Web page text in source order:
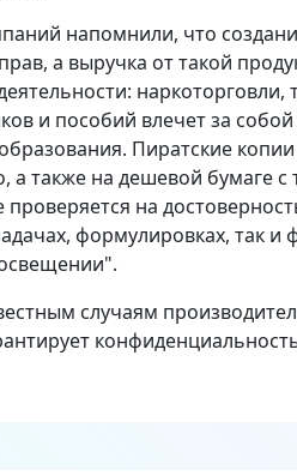
напомнили, что
а выручка от такой
и пособий влечет за
Пиратские
а также на дешевой бумаге
проверяется на
формулировках, так
случаям